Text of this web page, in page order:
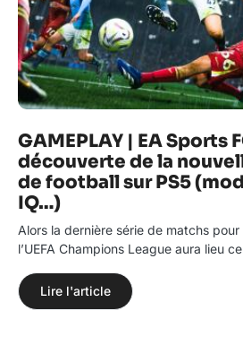
GAMEPLAY | EA Sports
découverte de la
de football sur PS5
IQ…)
Alors la dernière série de matchs
l’UEFA Champions League aura lieu
Lire l'article